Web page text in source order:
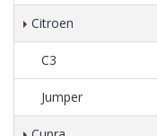
Citroen
C3
Jumper